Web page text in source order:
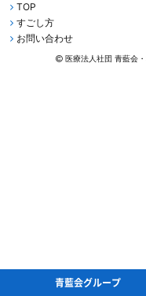
青藍会グループ
TOP
すごし方
お問い合わせ
医療法人社団 青藍会